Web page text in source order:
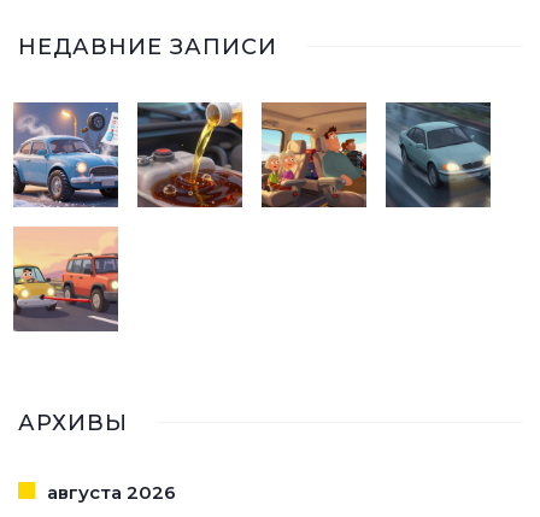
НЕДАВНИЕ ЗАПИСИ
АРХИВЫ
августа 2026